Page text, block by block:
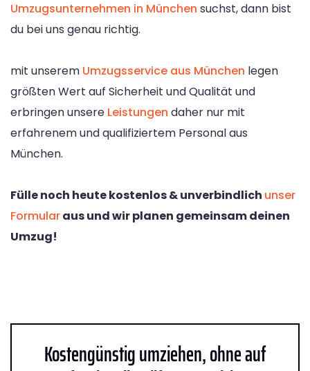
Umzugsunternehmen in München suchst, dann bist
du bei uns genau richtig.
mit unserem Umzugsservice aus München legen
größten Wert auf Sicherheit und Qualität und
erbringen unsere Leistungen daher nur mit
erfahrenem und qualifiziertem Personal aus
München.
Fülle noch heute kostenlos & unverbindlich unser
Formularaus und wir planen gemeinsam deinen
Umzug!
Kostengünstig umziehen, ohne auf